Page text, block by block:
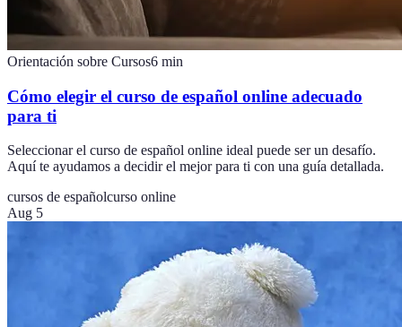
Orientación sobre Cursos6 min
Cómo elegir el curso de español online adecuado
para ti
Seleccionar el curso de español online ideal puede ser un desafío.
Aquí te ayudamos a decidir el mejor para ti con una guía detallada.
cursos de españolcurso online
Aug 5